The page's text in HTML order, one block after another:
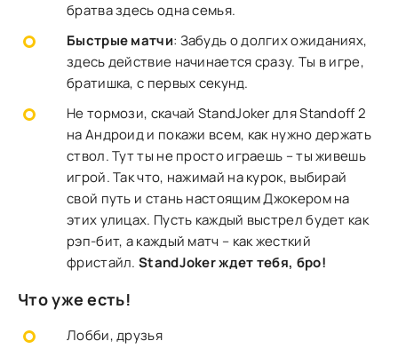
братва здесь одна семья.
Быстрые матчи: Забудь о долгих ожиданиях,
здесь действие начинается сразу. Ты в игре,
братишка, с первых секунд.
Не тормози, скачай StandJoker для Standoff 2
на Андроид и покажи всем, как нужно держать
ствол. Тут ты не просто играешь – ты живешь
игрой. Так что, нажимай на курок, выбирай
свой путь и стань настоящим Джокером на
этих улицах. Пусть каждый выстрел будет как
рэп-бит, а каждый матч – как жесткий
фристайл.StandJoker ждет тебя, бро!
Что уже есть!
Лобби, друзья